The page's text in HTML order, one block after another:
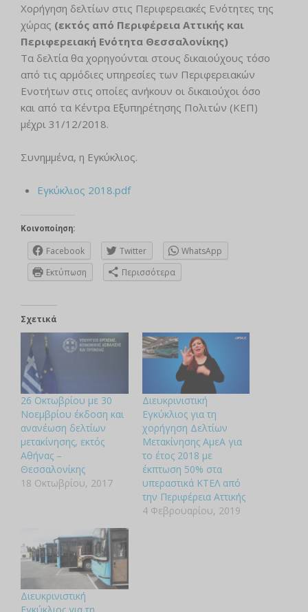
Χορήγηση δελτίων στις Περιφερειακές Ενότητες της
χώρας (εκτός από Περιφέρεια Αττικής και
Περιφερειακή Ενότητα Θεσσαλονίκης)
Tα δελτία θα χορηγούνται στους δικαιούχους τόσο
από τις αρμόδιες υπηρεσίες των Περιφερειακών
Ενοτήτων στις οποίες ανήκουν οι δικαιούχοι όσο
και από τα Κέντρα Εξυπηρέτησης Πολιτών (ΚΕΠ)
μέχρι 31/12/2018.
Συνημμένα, η Εγκύκλιος.
Εγκύκλιος 2018.pdf
Κοινοποίηση:
Facebook Twitter
WhatsApp
Εκτύπωση
Περισσότερα
Σχετικά
26 Οκτωβρίου με 30
Νοεμβρίου έκδοση και
ανανέωση δελτίων
μετακίνησης, εκτός
Αθήνας –
Θεσσαλονίκης
18 Οκτωβρίου, 2017
Διευκρινιστική
Εγκύκλιος για τη
χορήγηση Δελτίων
Μετακίνησης ΑμεΑ για
το έτος 2018 με
έκπτωση 50% στα
υπεραστικά ΚΤΕΛ από
την Περιφέρεια Αττικής
4 Φεβρουαρίου, 2019
Διευκρινιστική